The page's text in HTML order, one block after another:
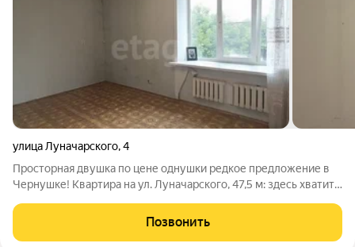
улица Луначарского,4
Просторная двушка по цене однушки редкое предложение в
Чернушке! Квартира на ул. Луначарского, 47,5 м: здесь хватит
При этом цена приятно удивляет она сопоставима со
стоимостью однокомнатной
Позвонить